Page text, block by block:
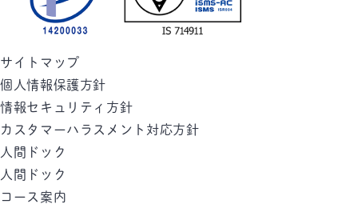
サイトマップ
個人情報保護方針
情報セキュリティ方針
カスタマーハラスメント対応方針
人間ドック
人間ドック
コース案内